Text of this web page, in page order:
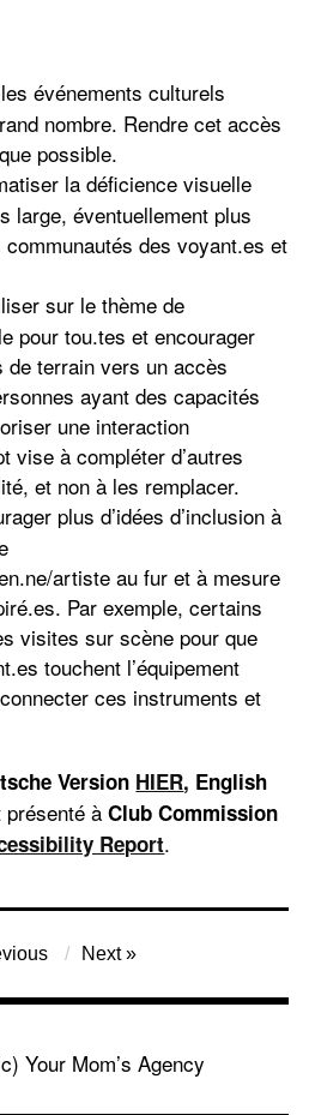
événements culturels
nombre. Rendre cet accès
possible.
la déficience visuelle
large, éventuellement plus
des voyant.es et
sur le thème de
pour tou.tes et encourager
de terrain vers un accès
ayant des capacités
une interaction
vise à compléter d’autres
et non à les remplacer.
plus d’idées d’inclusion à
artiste au fur et à mesure
Par exemple, certains
visites sur scène pour que
touchent l’équipement
ces instruments et
Version HIER, English
présenté àClub Commission
Report.
Next
Your Mom’s Agency